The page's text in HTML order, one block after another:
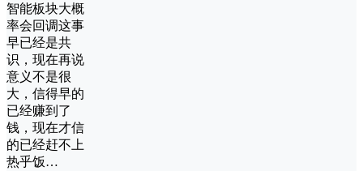
智能板块大概
率会回调这事
早已经是共
识，现在再说
意义不是很
大，信得早的
已经赚到了
钱，现在才信
的已经赶不上
热乎饭…